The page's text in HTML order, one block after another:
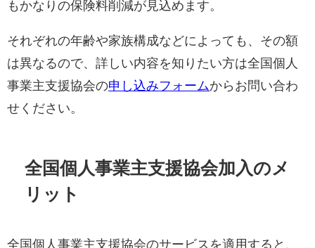
もかなりの保険料削減が見込めます。
それぞれの年齢や家族構成などによっても、その額
は異なるので、詳しい内容を知りたい方は全国個人
事業主支援協会の申し込みフォームからお問い合わ
せください。
全国個人事業主支援協会加入のメ
リット
全国個人事業主支援協会のサービスを適用すると、